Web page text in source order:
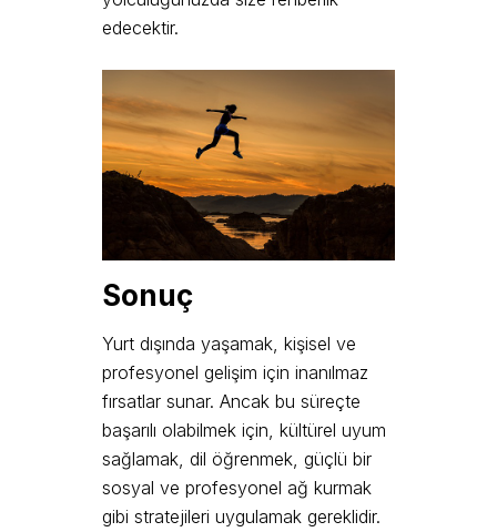
edecektir.
Sonuç
Yurt dışında yaşamak, kişisel ve
profesyonel gelişim için inanılmaz
fırsatlar sunar. Ancak bu süreçte
başarılı olabilmek için, kültürel uyum
sağlamak, dil öğrenmek, güçlü bir
sosyal ve profesyonel ağ kurmak
gibi stratejileri uygulamak gereklidir.